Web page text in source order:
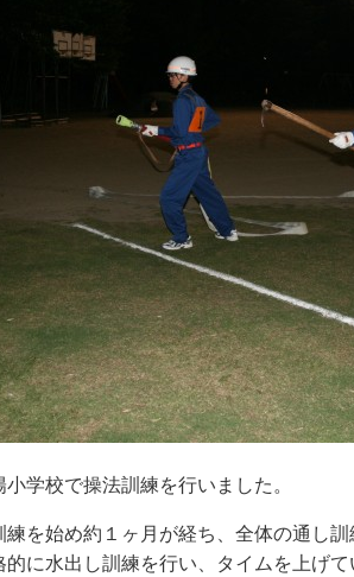
学校で操法訓練を行いました。
練を始め約１ヶ月が経ち、全体の通し
に水出し訓練を行い、タイムを上げて